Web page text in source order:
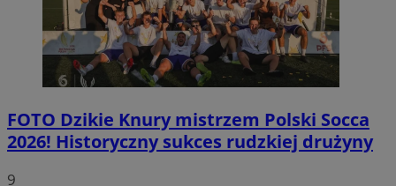
FOTO Dzikie Knury mistrzem Polski Socca
2026! Historyczny sukces rudzkiej drużyny
9